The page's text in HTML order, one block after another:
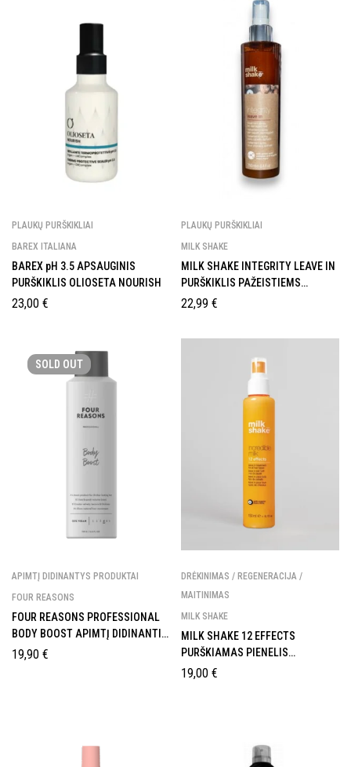
PLAUKŲ PURŠKIKLIAI
BAREX ITALIANA
BAREX pH 3.5 APSAUGINIS
PURŠKIKLIS OLIOSETA NOURISH
23,00 €
PLAUKŲ PURŠKIKLIAI
MILK SHAKE
MILK SHAKE INTEGRITY LEAVE IN
PURŠKIKLIS PAŽEISTIEMS
PLAUKAMS
22,99 €
SOLD OUT
APIMTĮ DIDINANTYS PRODUKTAI
FOUR REASONS
FOUR REASONS PROFESSIONAL
BODY BOOST APIMTĮ DIDINANTIS
PURŠKIKLIS
19,90 €
DRĖKINIMAS / REGENERACIJA /
MAITINIMAS
MILK SHAKE
MILK SHAKE 12 EFFECTS
PURŠKIAMAS PIENELIS
PLAUKAMS
19,00 €